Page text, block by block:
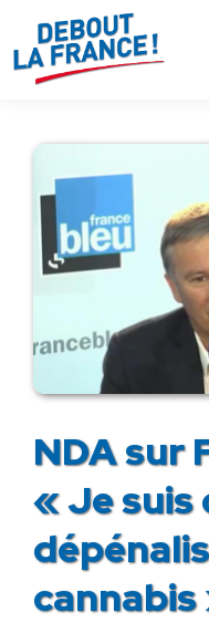
NDA sur
« Je suis
cannabis
Panneau de gestion des